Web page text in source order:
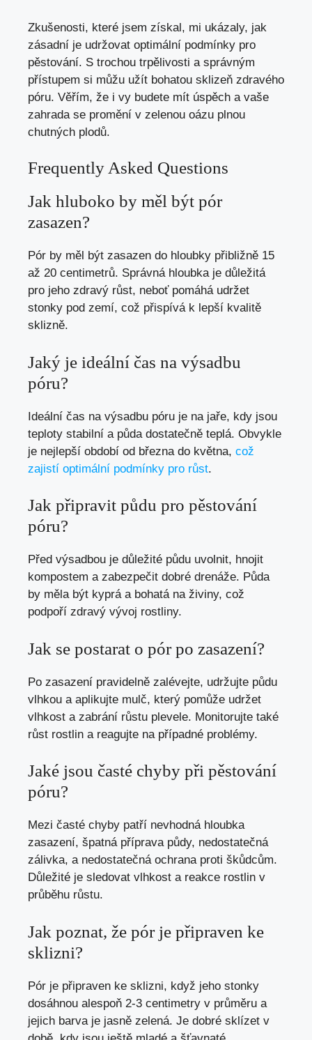
Zkušenosti, které jsem získal, mi ukázaly, jak
zásadní je udržovat optimální podmínky pro
pěstování. S trochou trpělivosti a správným
přístupem si můžu užít bohatou sklizeň zdravého
póru. Věřím, že i vy budete mít úspěch a vaše
zahrada se promění v zelenou oázu plnou
chutných plodů.
Frequently Asked Questions
Jak hluboko by měl být pór
zasazen?
Pór by měl být zasazen do hloubky přibližně 15
až 20 centimetrů. Správná hloubka je důležitá
pro jeho zdravý růst, neboť pomáhá udržet
stonky pod zemí, což přispívá k lepší kvalitě
sklizně.
Jaký je ideální čas na výsadbu
póru?
Ideální čas na výsadbu póru je na jaře, kdy jsou
teploty stabilní a půda dostatečně teplá. Obvykle
je nejlepší období od března do května, což
zajistí optimální podmínky pro růst.
Jak připravit půdu pro pěstování
póru?
Před výsadbou je důležité půdu uvolnit, hnojit
kompostem a zabezpečit dobré drenáže. Půda
by měla být kyprá a bohatá na živiny, což
podpoří zdravý vývoj rostliny.
Jak se postarat o pór po zasazení?
Po zasazení pravidelně zalévejte, udržujte půdu
vlhkou a aplikujte mulč, který pomůže udržet
vlhkost a zabrání růstu plevele. Monitorujte také
růst rostlin a reagujte na případné problémy.
Jaké jsou časté chyby při pěstování
póru?
Mezi časté chyby patří nevhodná hloubka
zasazení, špatná příprava půdy, nedostatečná
zálivka, a nedostatečná ochrana proti škůdcům.
Důležité je sledovat vlhkost a reakce rostlin v
průběhu růstu.
Jak poznat, že pór je připraven ke
sklizni?
Pór je připraven ke sklizni, když jeho stonky
dosáhnou alespoň 2-3 centimetry v průměru a
jejich barva je jasně zelená. Je dobré sklízet v